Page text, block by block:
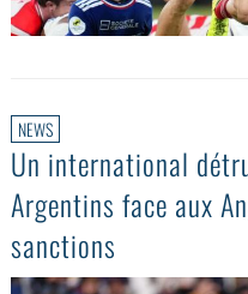
NEWS
Un international
Argentins face aux
sanctions